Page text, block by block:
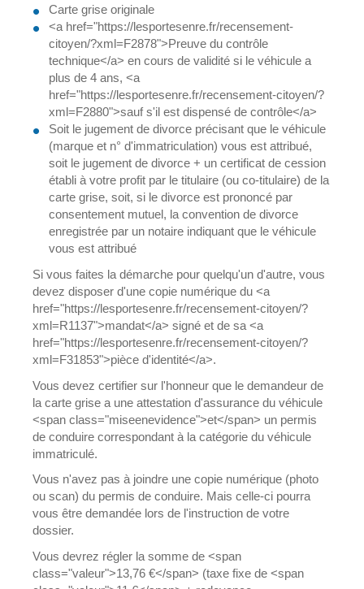
Carte grise originale
<a href="https://lesportesenre.fr/recensement-
citoyen/?xml=F2878">Preuve du contrôle
technique</a> en cours de validité si le véhicule a
plus de 4 ans, <a
href="https://lesportesenre.fr/recensement-citoyen/?
xml=F2880">sauf s'il est dispensé de contrôle</a>
Soit le jugement de divorce précisant que le véhicule
(marque et n° d'immatriculation) vous est attribué,
soit le jugement de divorce + un certificat de cession
établi à votre profit par le titulaire (ou co-titulaire) de la
carte grise, soit, si le divorce est prononcé par
consentement mutuel, la convention de divorce
enregistrée par un notaire indiquant que le véhicule
vous est attribué
Si vous faites la démarche pour quelqu'un d'autre, vous
devez disposer d'une copie numérique du <a
href="https://lesportesenre.fr/recensement-citoyen/?
xml=R1137">mandat</a> signé et de sa <a
href="https://lesportesenre.fr/recensement-citoyen/?
xml=F31853">pièce d'identité</a>.
Vous devez certifier sur l'honneur que le demandeur de
la carte grise a une attestation d'assurance du véhicule
<span class="miseenevidence">et</span> un permis
de conduire correspondant à la catégorie du véhicule
immatriculé.
Vous n'avez pas à joindre une copie numérique (photo
ou scan) du permis de conduire. Mais celle-ci pourra
vous être demandée lors de l'instruction de votre
dossier.
Vous devrez régler la somme de <span
class="valeur">13,76 €</span> (taxe fixe de <span